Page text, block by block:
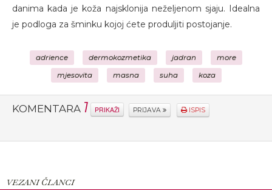
danima kada je koža najsklonija neželjenom sjaju. Idealna
je podloga za šminku kojoj ćete produljiti postojanje.
adrience dermokozmetika jadran more
mjesovita masna suha koza
KOMENTARA 1 PRIKAŽI PRIJAVA ISPIS
VEZANI ČLANCI